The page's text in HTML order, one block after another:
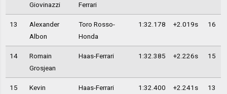
Giovinazzi
Ferrari
13
Alexander
Albon
Toro Rosso-
Honda
1:32.178 +2.019s 16
14
Romain
Grosjean
Haas-Ferrari 1:32.385 +2.226s 15
15
Kevin
Haas-Ferrari 1:32.400 +2.241s 13